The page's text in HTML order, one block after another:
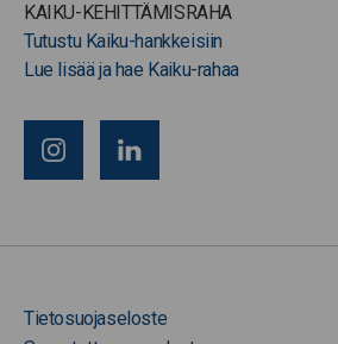
KAIKU-KEHITTÄMISRAHA
Tutustu Kaiku-hankkeisiin
Lue lisää ja hae Kaiku-rahaa
Tietosuojaseloste